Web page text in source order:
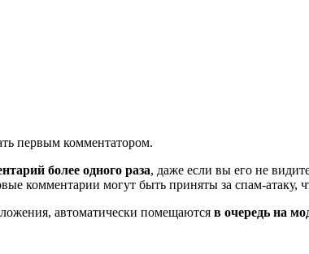
первым комментатором.
более одного раза, даже если вы его не
комментарии могут быть приняты за спам-атаку,
автоматически помещаются в очередь на